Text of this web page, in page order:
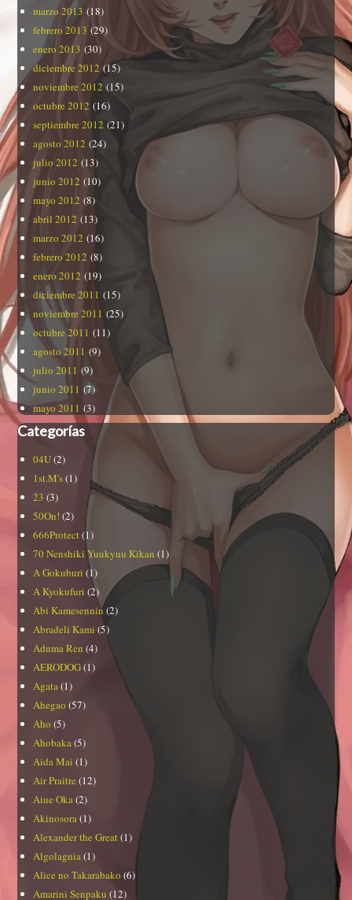
marzo 2013 (18)
febrero 2013 (29)
enero 2013 (30)
diciembre 2012 (15)
noviembre 2012 (15)
octubre 2012 (16)
septiembre 2012 (21)
agosto 2012 (24)
julio 2012 (13)
junio 2012 (10)
mayo 2012 (8)
abril 2012 (13)
marzo 2012 (16)
febrero 2012 (8)
enero 2012 (19)
diciembre 2011 (15)
noviembre 2011 (25)
octubre 2011 (11)
agosto 2011 (9)
julio 2011 (9)
junio 2011 (7)
mayo 2011 (3)
Categorías
04U(2)
1st.M's(1)
23 (3)
50On! (2)
666Protect(1)
70 Nenshiki Yuukyuu Kikan (1)
A Gokuburi (1)
A Kyokufuri (2)
Abi Kamesennin(2)
Abradeli Kami (5)
Aduma Ren (4)
AERODOG(1)
Agata(1)
Ahegao (57)
Aho (5)
Ahobaka(5)
Aida Mai (1)
Air Praitre (12)
Aiue Oka(2)
Akinosora(1)
Alexander the Great(1)
Algolagnia(1)
Alice no Takarabako (6)
Amarini Senpaku (12)